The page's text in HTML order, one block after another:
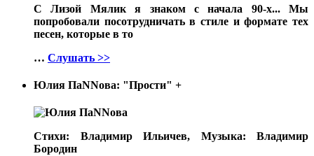
С Лизой Мялик я знаком с начала 90-х... Мы
попробовали посотрудничать в стиле и формате тех
песен, которые в то
… Слушать >>
Юлия ПаNNова: "Прости" +
Стихи: Владимир Ильичев, Музыка: Владимир
Бородин